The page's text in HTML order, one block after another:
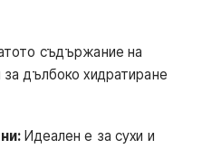
съдържание на
дълбоко хидратиране
Идеален е за сухи и